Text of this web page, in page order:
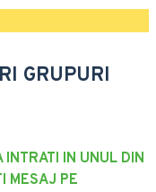
GRUPURI
INTRATI IN UNUL DIN
MESAJ PE